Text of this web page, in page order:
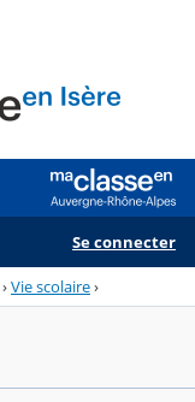
Se connecter
›Vie scolaire›